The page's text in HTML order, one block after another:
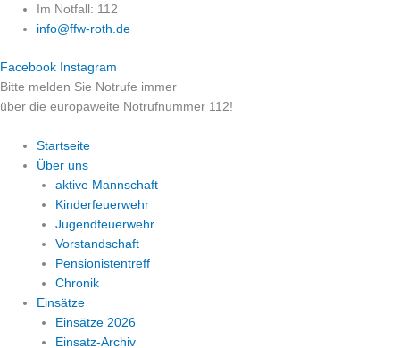
Zum
Inhalt
Im Notfall: 112
info@ffw-roth.de
Facebook Instagram
Bitte melden Sie Notrufe immer
über die europaweite Notrufnummer 112!
Startseite
Über uns
aktive Mannschaft
Kinderfeuerwehr
Jugendfeuerwehr
Vorstandschaft
Pensionistentreff
Chronik
Einsätze
Einsätze 2026
Einsatz-Archiv